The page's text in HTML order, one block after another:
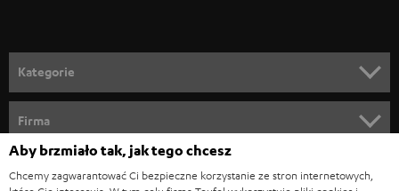
n
e
w
s
l
Kategorie
KOMPLETNE SYSTEMY
Firma
WSPARCIE
Sklepy internetowe Teufel
Aby brzmiało tak, jak tego chcesz
Chcemy zagwarantować Ci bezpieczne korzystanie ze stron internetowych,